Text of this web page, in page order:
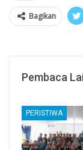
Bagikan
Pembaca
PERISTIWA